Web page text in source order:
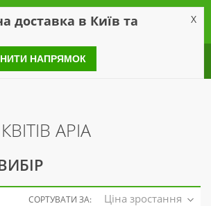
55
APIA
СОРТУВАТИ ЗА: Ціна зростання
доставка в Київ та X
НАПРЯМОК